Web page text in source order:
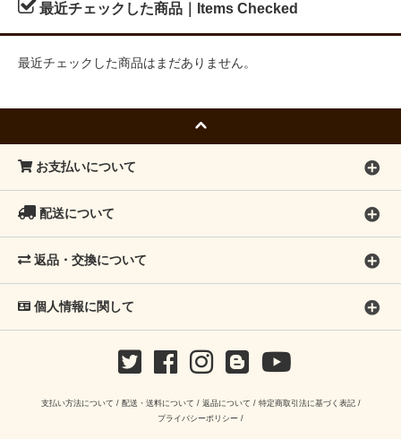
最近チェックした商品｜Items Checked
最近チェックした商品はまだありません。
お支払いについて
配送について
返品・交換について
個人情報に関して
支払い方法について / 配送・送料について / 返品について / 特定商取引法に基づく表記/
プライバシーポリシー /